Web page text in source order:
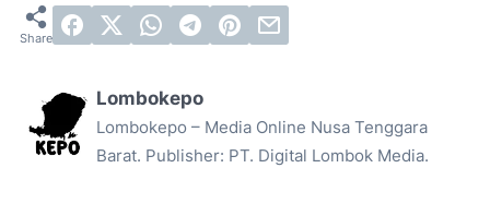
Lombokepo
Lombokepo – Media Online Nusa Tenggara
Barat. Publisher: PT. Digital Lombok Media.